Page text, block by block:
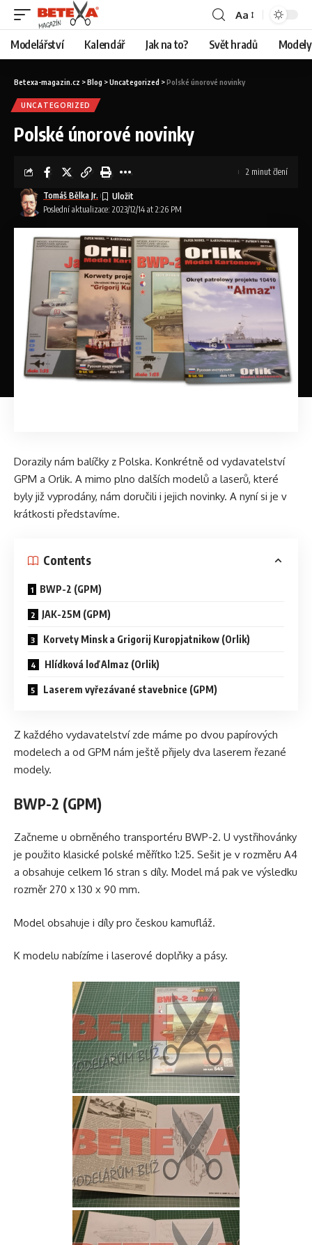
Aa
Modelářství Kalendář Jak na to? Svět hradů
Betexa-magazin.cz >Blog >Uncategorized >Polské únorové novinky
UNCATEGORIZED
Polské únorové novinky
Poslední aktualizace: 2023/12/14 at 2:26 PM
Tomáš Bělka Jr.
2 minut člení
Dorazily nám balíčky z Polska. Konkrétně od vydavatelství
GPM a Orlik. A mimo plno dalších modelů a laserů, které
byly již vyprodány, nám doručili i jejich novinky. A nyní si je v
krátkosti představíme.
Contents
BWP-2 (GPM)
JAK-25M (GPM)
Korvety Minsk a Grigorij Kuropjatnikow (Orlik)
Hlídková loď Almaz (Orlik)
Laserem vyřezávané stavebnice (GPM)
Z každého vydavatelství zde máme po dvou papírových
modelech a od GPM nám ještě přijely dva laserem řezané
modely.
BWP-2 (GPM)
Začneme u obrněného transportéru BWP-2. U vystřihovánky
je použito klasické polské měřítko 1:25. Sešit je v rozměru A4
a obsahuje celkem 16 stran s díly. Model má pak ve výsledku
rozměr 270 x 130 x 90 mm.
Model obsahuje i díly pro českou kamufláž.
K modelu nabízíme i laserové doplňky a pásy.